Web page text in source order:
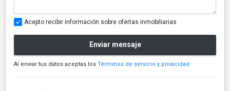
Acepto recibir información sobre ofertas inmobiliarias
Enviar mensaje
Al enviar tus datos aceptas los Términos de servicio y privacidad